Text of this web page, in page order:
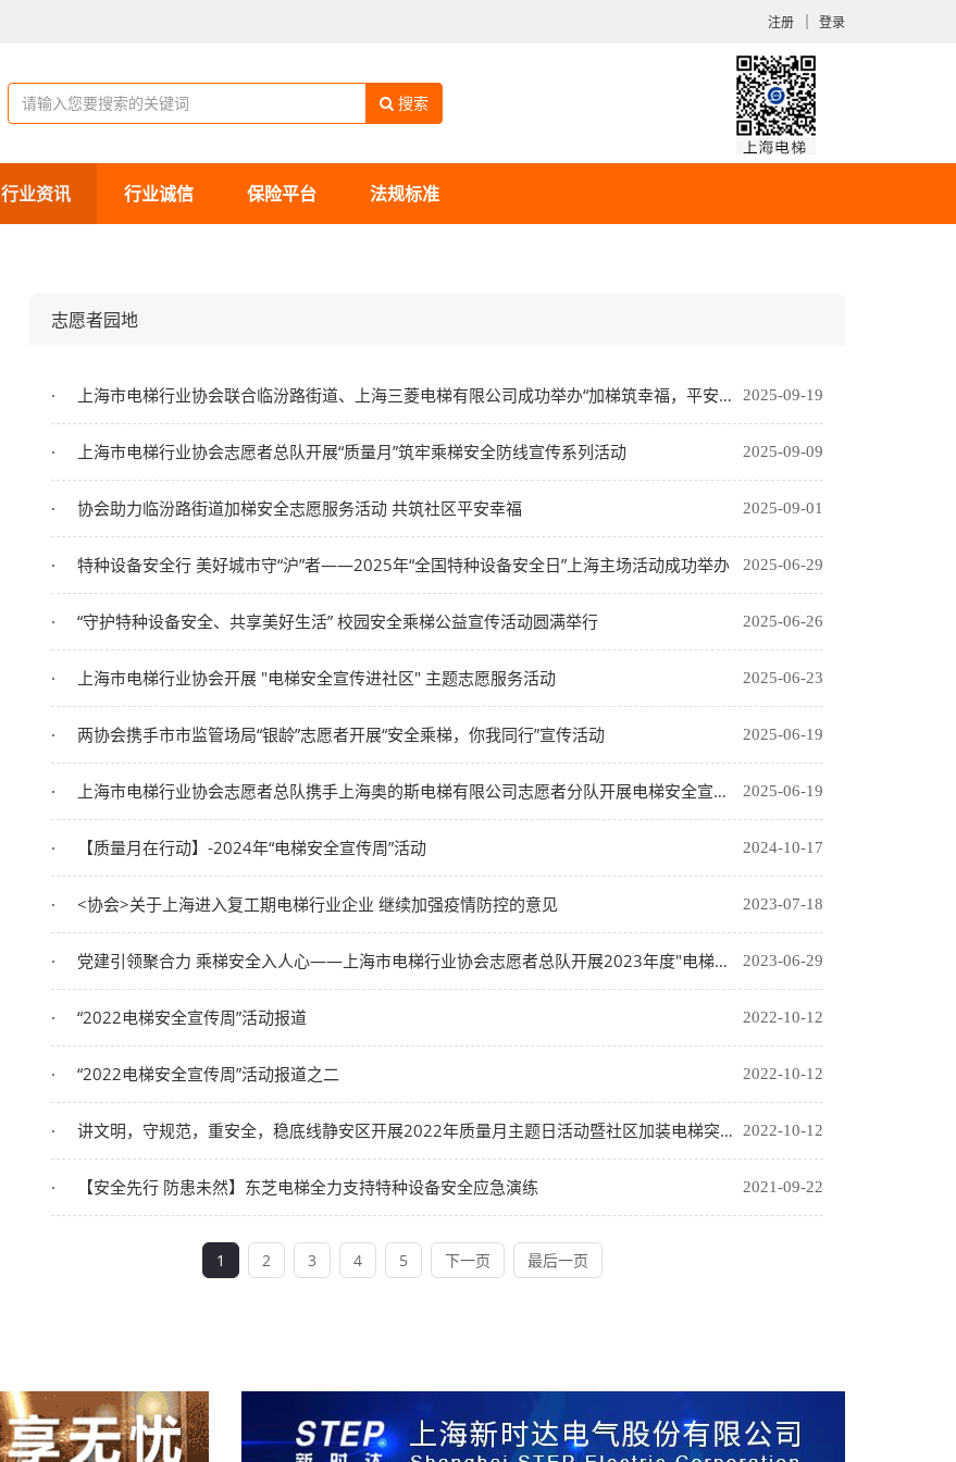
注册 ｜ 登录
搜索
行业资讯 行业诚信 保险平台 法规标准
志愿者园地
上海市电梯行业协会联合临汾路街道、上海三菱电梯有限公司成功举办“加梯筑幸福，平安伴万家”乘梯安全志愿服务专项培训讲座 2025-09-19
上海市电梯行业协会志愿者总队开展“质量月”筑牢乘梯安全防线宣传系列活动 2025-09-09
协会助力临汾路街道加梯安全志愿服务活动 共筑社区平安幸福 2025-09-01
特种设备安全行 美好城市守“沪”者——2025年“全国特种设备安全日”上海主场活动成功举办 2025-06-29
“守护特种设备安全、共享美好生活” 校园安全乘梯公益宣传活动圆满举行​ 2025-06-26
上海市电梯行业协会开展 "电梯安全宣传进社区" 主题志愿服务活动 2025-06-23
两协会携手市市监管场局“银龄”志愿者开展“安全乘梯，你我同行”宣传活动 2025-06-19
上海市电梯行业协会志愿者总队携手上海奥的斯电梯有限公司志愿者分队开展电梯安全宣传活动 2025-06-19
【质量月在行动】-2024年“电梯安全宣传周”活动 2024-10-17
<协会>关于上海进入复工期电梯行业企业 继续加强疫情防控的意见 2023-07-18
党建引领聚合力 乘梯安全入人心——上海市电梯行业协会志愿者总队开展2023年度"电梯安全宣传进社区"志愿者活动 2023-06-29
“2022电梯安全宣传周”活动报道 2022-10-12
“2022电梯安全宣传周”活动报道之二 2022-10-12
讲文明，守规范，重安全，稳底线静安区开展2022年质量月主题日活动暨社区加装电梯突发事件应急处置演练活动 2022-10-12
【安全先行 防患未然】东芝电梯全力支持特种设备安全应急演练 2021-09-22
1 2 3 4 5 下一页 最后一页